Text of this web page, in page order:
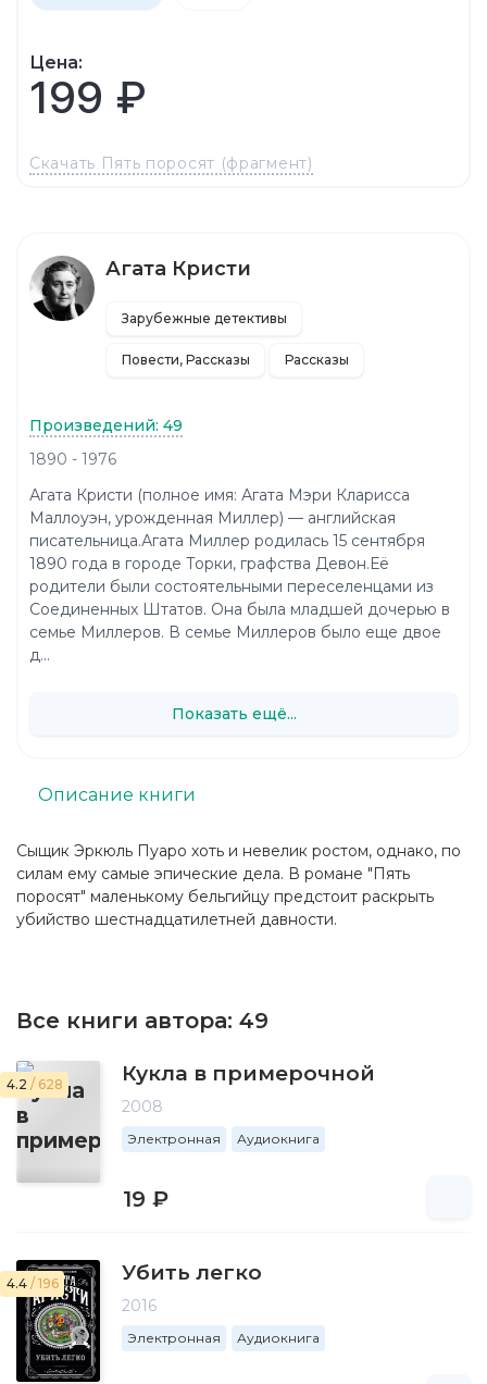
Цена:
199 ₽
Скачать Пять поросят (фрагмент)
Сыщик Эркюль Пуаро хоть и невелик ростом, однако, по
силам ему самые эпические дела. В романе "Пять
поросят" маленькому бельгийцу предстоит раскрыть
убийство шестнадцатилетней давности.
Описание книги
Все книги автора: 49
4.2 / 628 Кукла в примерочной
2008
Электронная Аудиокнига
19 ₽
4.4 / 196 Убить легко
2016
Электронная Аудиокнига
Агата Кристи
Зарубежные детективы
Повести, Рассказы Рассказы
Произведений: 49
1890 - 1976
Агата Кристи (полное имя: Агата Мэри Кларисса
Маллоуэн, урожденная Миллер) — английская
писательница.Агата Миллер родилась 15 сентября
1890 года в городе Торки, графства Девон.Её
родители были состоятельными переселенцами из
Соединенных Штатов. Она была младшей дочерью в
семье Миллеров. В семье Миллеров было еще двое
д...
Показать ещё...